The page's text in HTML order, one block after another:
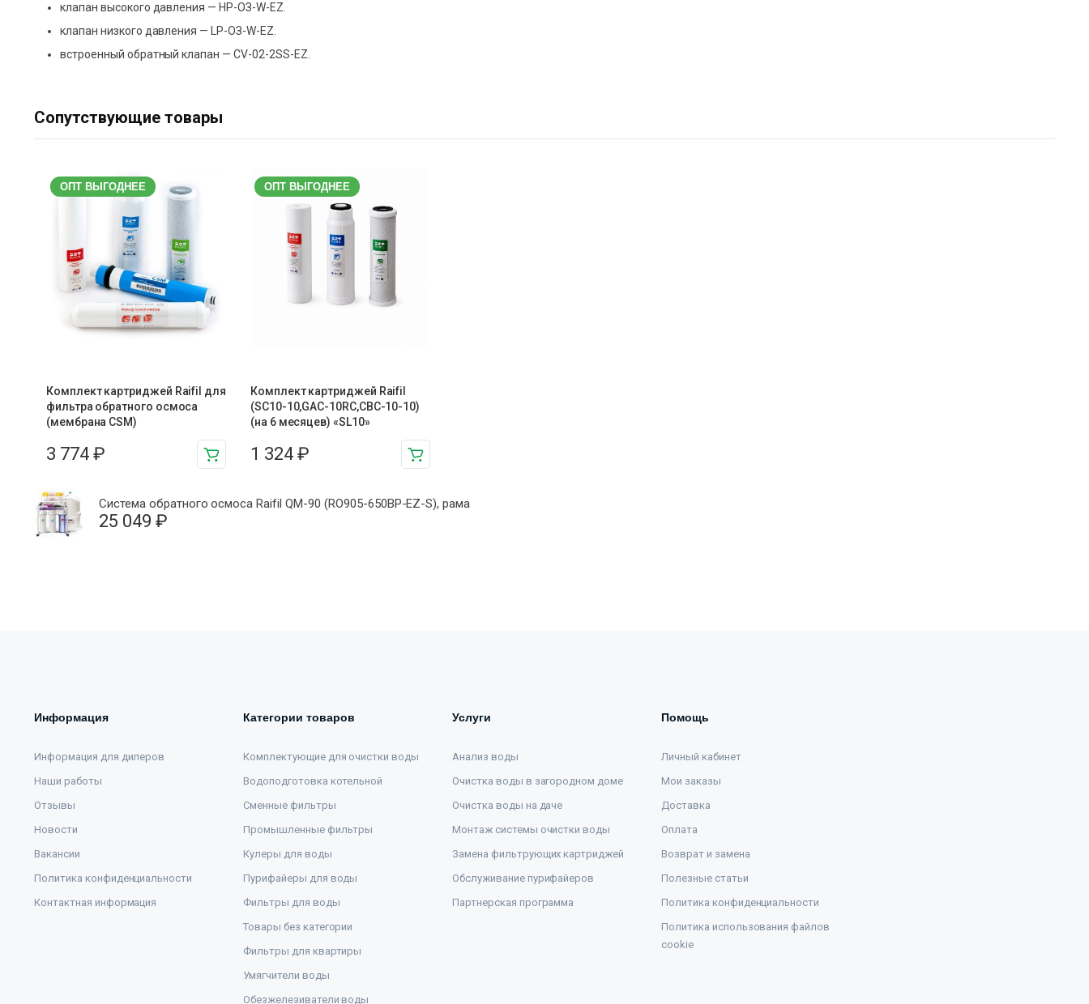
клапан высокого давления — НР-ОЗ-W-ЕZ.
клапан низкого давления — LР-ОЗ-W-ЕZ.
встроенный обратный клапан — CV-02-2SS-EZ.
Сопутствующие товары
ОПТ ВЫГОДНЕЕ
Комплект картриджей Raifil для
фильтра обратного осмоса
(мембрана CSM)
3 774 ₽
ОПТ ВЫГОДНЕЕ
Комплект картриджей Raifil
(SC10-10,GAC-10RC,CBC-10-10)
(на 6 месяцев) «SL10»
1 324 ₽
Система обратного осмоса Raifil QM-90 (RO905-650BP-EZ-S), рама
25 049 ₽
Информация
Информация для дилеров
Наши работы
Отзывы
Новости
Вакансии
Политика конфиденциальности
Контактная информация
Категории товаров
Комплектующие для очистки воды
Водоподготовка котельной
Сменные фильтры
Промышленные фильтры
Кулеры для воды
Пурифайеры для воды
Фильтры для воды
Товары без категории
Фильтры для квартиры
Умягчители воды
Обезжелезиватели воды
Услуги
Анализ воды
Очистка воды в загородном доме
Очистка воды на даче
Монтаж системы очистки воды
Замена фильтрующих картриджей
Обслуживание пурифайеров
Партнерская программа
Помощь
Личный кабинет
Мои заказы
Доставка
Оплата
Возврат и замена
Полезные статьи
Политика конфиденциальности
Политика использования файлов
cookie